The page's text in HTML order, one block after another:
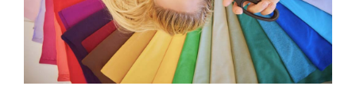
HLEDAT
D